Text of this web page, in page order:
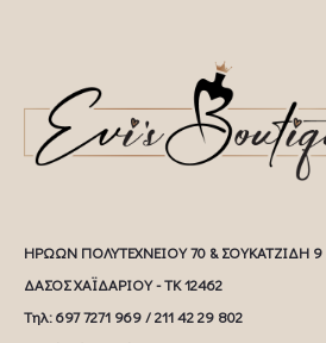
ΗΡΩΩΝ ΠΟΛΥΤΕΧΝΕΙΟΥ 70 & ΣΟΥΚΑΤΖΙΔΗ 9
ΔΑΣΟΣ ΧΑΪΔΑΡΙΟΥ - ΤΚ 12462
Tηλ: 697 7271 969 / 211 42 29 802